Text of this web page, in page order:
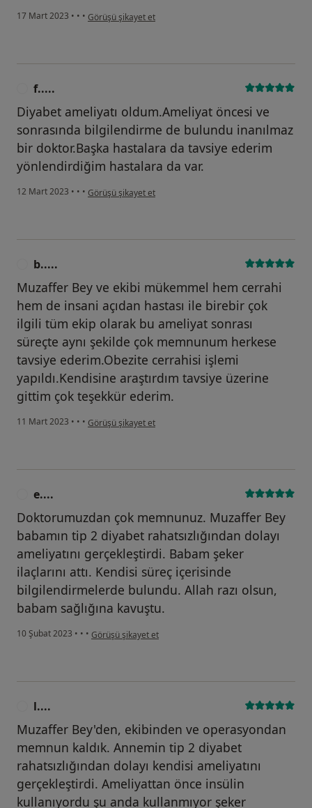
17 Mart 2023 • • • kullanıcının görüşüne göre e.....
Görüşü şikayet et
f.....
Diyabet ameliyatı oldum.Ameliyat öncesi ve
sonrasında bilgilendirme de bulundu inanılmaz
bir doktor.Başka hastalara da tavsiye ederim
yönlendirdiğim hastalara da var.
12 Mart 2023 • • • kullanıcının görüşüne göre f.....
Görüşü şikayet et
b.....
Muzaffer Bey ve ekibi mükemmel hem cerrahi
hem de insani açıdan hastası ile birebir çok
ilgili tüm ekip olarak bu ameliyat sonrası
süreçte aynı şekilde çok memnunum herkese
tavsiye ederim.Obezite cerrahisi işlemi
yapıldı.Kendisine araştırdım tavsiye üzerine
gittim çok teşekkür ederim.
11 Mart 2023 • • • kullanıcının görüşüne göre b.....
Görüşü şikayet et
e....
Doktorumuzdan çok memnunuz. Muzaffer Bey
babamın tip 2 diyabet rahatsızlığından dolayı
ameliyatını gerçekleştirdi. Babam şeker
ilaçlarını attı. Kendisi süreç içerisinde
bilgilendirmelerde bulundu. Allah razı olsun,
babam sağlığına kavuştu.
10 Şubat 2023 • • • kullanıcının görüşüne göre e....
Görüşü şikayet et
l....
Muzaffer Bey'den, ekibinden ve operasyondan
memnun kaldık. Annemin tip 2 diyabet
rahatsızlığından dolayı kendisi ameliyatını
gerçekleştirdi. Ameliyattan önce insülin
kullanıyordu şu anda kullanmıyor şeker